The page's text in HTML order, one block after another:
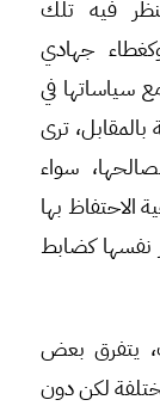
فيه تلك
جهادي
سياساتها في
بالمقابل، ترى
سواء
الاحتفاظ بها
نفسها كضابط
يتفرق بعض
لكن دون